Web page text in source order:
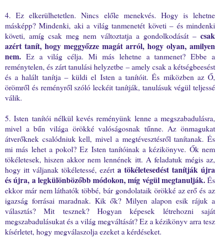
4. Ez elkerülhetetlen. Nincs előle menekvés. Hogy is lehetne
másképp? Mindenki, aki a világ tanmenetét követi – és mindenki
követi, amíg csak meg nem változtatja a gondolkodását – csak
azért tanít, hogy meggyőzze magát arról, hogy olyan, amilyen
nem. Ez a világ célja. Mi más lehetne a tanmenet? Ebbe a
reménytelen, és zárt tanulási helyzetbe – amely csak a kétségbeesést
és a halált tanítja – küldi el Isten a tanítóit. És miközben az Ő,
örömről és reményről szóló leckéit tanítják, tanulásuk végül teljessé
válik.
5. Isten tanítói nélkül kevés reményünk lenne a megszabadulásra,
mivel a bűn világa örökké valóságosnak tűnne. Az önmagukat
átverőknek csalódniuk kell, mivel a megtévesztésről tanítanak. És
mi más lehet a pokol? Ez Isten tanítóinak a kézikönyve. Ők nem
tökéletesek, hiszen akkor nem lennének itt. A feladatuk mégis az,
hogy itt váljanak tökéletessé, ezért a tökéletesedést tanítják újra
és újra, a legkülönbözőbb módokon, míg végül megtanulják.És
ekkor már nem láthatók többé, bár gondolataik örökké az erő és az
igazság forrásai maradnak. Kik ők? Milyen alapon esik rájuk a
választás? Mit tesznek? Hogyan képesek létrehozni saját
megszabadulásukat és a világ megváltását? Ez a kézikönyv arra tesz
kísérletet, hogy megválaszolja ezeket a kérdéseket.